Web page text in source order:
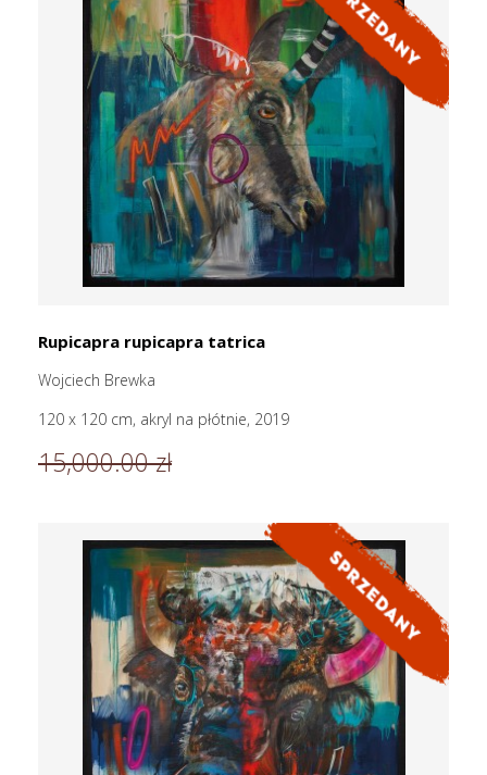
Rupicapra rupicapra tatrica
Wojciech Brewka
120 x 120 cm, akryl na płótnie, 2019
15,000.00 zł